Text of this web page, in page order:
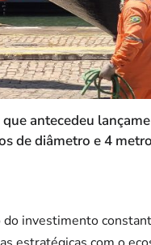
antecedeu
de diâmetro e 4
do investimento